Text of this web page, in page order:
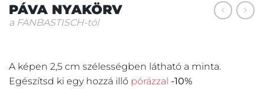
PÁVA NYAKÖRV
a FANBASTISCH-tól
A képen 2,5 cm szélességben látható a minta.
Egészítsd ki egy hozzá illő pórázzal -10%